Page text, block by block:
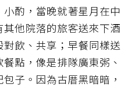
酌，當晚就著星月在中
他院落的旅客送來下酒
飲、共享；早餐同樣送
點，像是排隊廣東粥、
子。因為古厝黑暗暗，